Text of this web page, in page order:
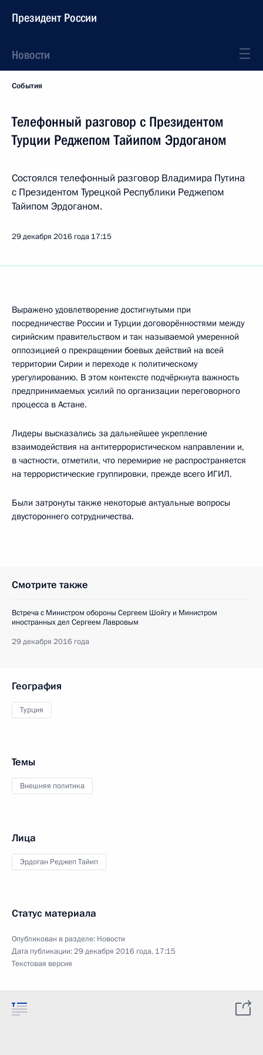
Президент России
Новости
События
Телефонный разговор с Президентом
Турции Реджепом Тайипом Эрдоганом
Состоялся телефонный разговор Владимира Путина
с Президентом Турецкой Республики Реджепом
Тайипом Эрдоганом.
29 декабря 2016 года 17:15
Выражено удовлетворение достигнутыми при
посредничестве России и Турции договорённостями между
сирийским правительством и так называемой умеренной
оппозицией о прекращении боевых действий на всей
территории Сирии и переходе к политическому
урегулированию. В этом контексте подчёркнута важность
предпринимаемых усилий по организации переговорного
процесса в Астане.
Лидеры высказались за дальнейшее укрепление
взаимодействия на антитеррористическом направлении и,
в частности, отметили, что перемирие не распространяется
на террористические группировки, прежде всего ИГИЛ.
Были затронуты также некоторые актуальные вопросы
двустороннего сотрудничества.
Смотрите также
Встреча с Министром обороны Сергеем Шойгу и Министром
иностранных дел Сергеем Лавровым
29 декабря 2016 года
География
Турция
Темы
Внешняя политика
Лица
Эрдоган Реджеп Тайип
Статус материала
Опубликован в разделе: Новости
Дата публикации:29 декабря 2016 года, 17:15
Текстовая версия